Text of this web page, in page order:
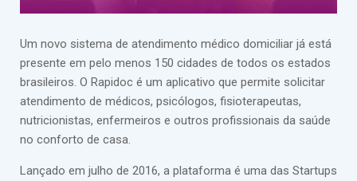
Um novo sistema de atendimento médico domiciliar já está
presente em pelo menos 150 cidades de todos os estados
brasileiros. O Rapidoc é um aplicativo que permite solicitar
atendimento de médicos, psicólogos, fisioterapeutas,
nutricionistas, enfermeiros e outros profissionais da saúde
no conforto de casa.
Lançado em julho de 2016, a plataforma é uma das Startups